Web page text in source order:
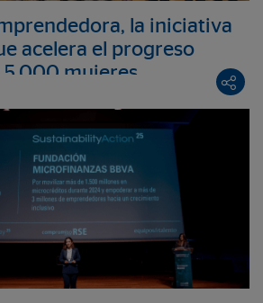
la iniciativa
acelera el progreso
5,000 mujeres